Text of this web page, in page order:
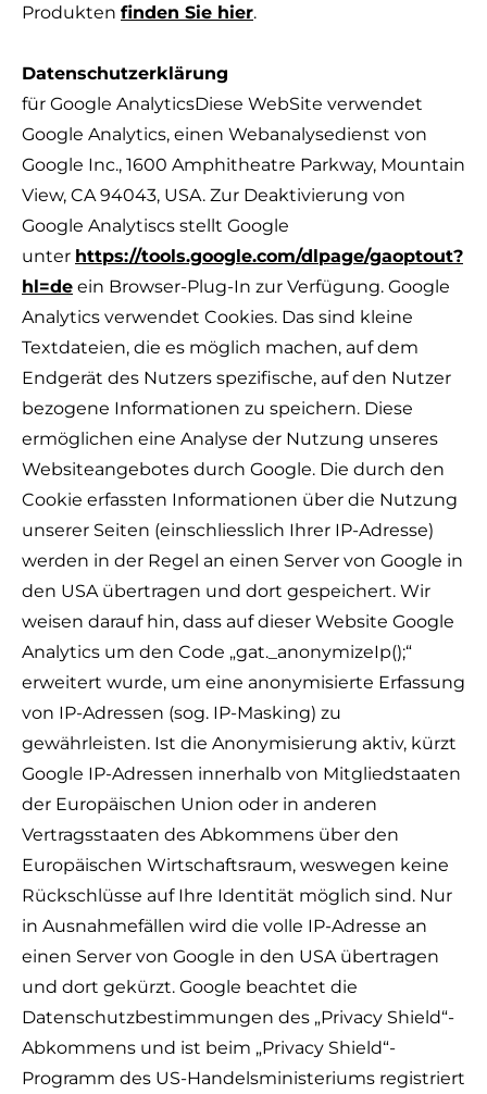
Produkten finden Sie hier.
Datenschutzerklärung
für Google AnalyticsDiese WebSite verwendet
Google Analytics, einen Webanalysedienst von
Google Inc., 1600 Amphitheatre Parkway, Mountain
View, CA 94043, USA. Zur Deaktivierung von
Google Analytiscs stellt Google
unter https://tools.google.com/dlpage/gaoptout?
hl=de ein Browser-Plug-In zur Verfügung. Google
Analytics verwendet Cookies. Das sind kleine
Textdateien, die es möglich machen, auf dem
Endgerät des Nutzers spezifische, auf den Nutzer
bezogene Informationen zu speichern. Diese
ermöglichen eine Analyse der Nutzung unseres
Websiteangebotes durch Google. Die durch den
Cookie erfassten Informationen über die Nutzung
unserer Seiten (einschliesslich Ihrer IP-Adresse)
werden in der Regel an einen Server von Google in
den USA übertragen und dort gespeichert. Wir
weisen darauf hin, dass auf dieser Website Google
Analytics um den Code „gat._anonymizeIp();“
erweitert wurde, um eine anonymisierte Erfassung
von IP-Adressen (sog. IP-Masking) zu
gewährleisten. Ist die Anonymisierung aktiv, kürzt
Google IP-Adressen innerhalb von Mitgliedstaaten
der Europäischen Union oder in anderen
Vertragsstaaten des Abkommens über den
Europäischen Wirtschaftsraum, weswegen keine
Rückschlüsse auf Ihre Identität möglich sind. Nur
in Ausnahmefällen wird die volle IP-Adresse an
einen Server von Google in den USA übertragen
und dort gekürzt. Google beachtet die
Datenschutzbestimmungen des „Privacy Shield“-
Abkommens und ist beim „Privacy Shield“-
Programm des US-Handelsministeriums registriert